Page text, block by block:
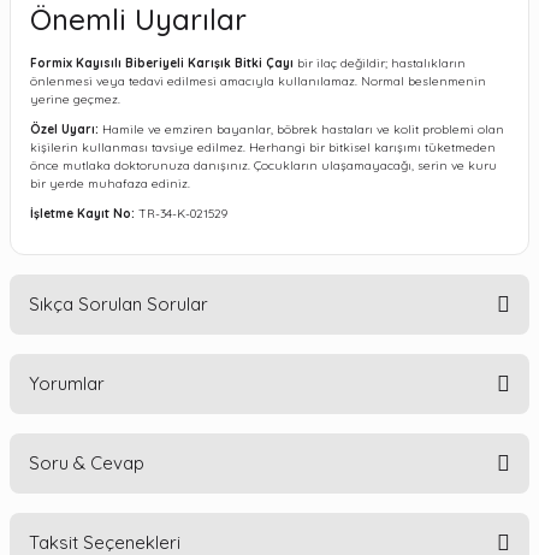
Önemli Uyarılar
Formix Kayısılı Biberiyeli Karışık Bitki Çayı bir ilaç değildir; hastalıkların
önlenmesi veya tedavi edilmesi amacıyla kullanılamaz. Normal beslenmenin
yerine geçmez.
Özel Uyarı: Hamile ve emziren bayanlar, böbrek hastaları ve kolit problemi olan
kişilerin kullanması tavsiye edilmez. Herhangi bir bitkisel karışımı tüketmeden
önce mutlaka doktorunuza danışınız. Çocukların ulaşamayacağı, serin ve kuru
bir yerde muhafaza ediniz.
İşletme Kayıt No: TR-34-K-021529
Sıkça Sorulan Sorular
1. Formix Kayısılı Biberiyeli Karışık Bitki Çayı nasıl hazırlanır?
dakika
arası demlenmesini bekleyin. Ardından poşeti çıkararak çayınızı keyifle
tüketebilirsiniz.
Cevap:Formix Kayısılı Biberiyeli Karışık Bitki Çayı, 10 farklı bileşenin dengeli bir
Yorumlar
Soru & Cevap
Taksit Seçenekleri